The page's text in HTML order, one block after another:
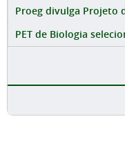
Proeg divulga Projeto
PET de Biologia